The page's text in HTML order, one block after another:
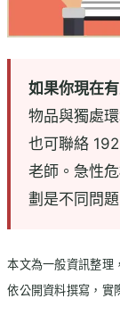
如果你現在
物品與獨處
也可聯絡
老師。急性
劃是不同問題
本文為一般資訊整理
依公開資料撰寫，實